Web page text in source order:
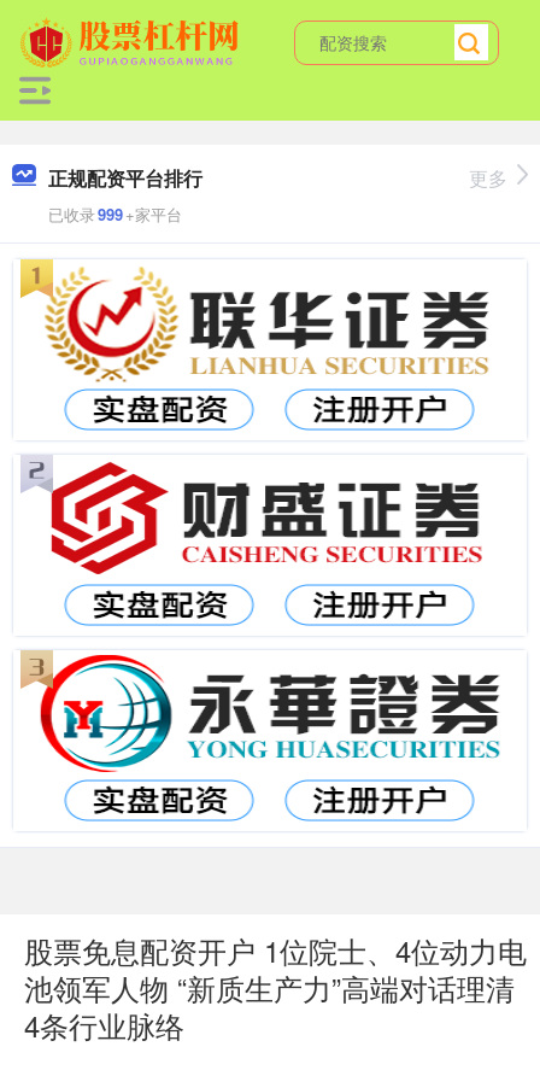
正规配资平台排行
已收录999+家平台
更多
股票免息配资开户 1位院士、4位动力电
池领军人物 “新质生产力”高端对话理清
4条行业脉络